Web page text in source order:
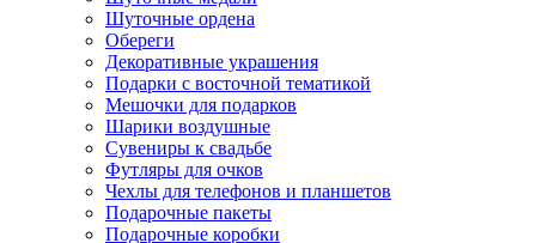
Шуточные ордена
Обереги
Декоративные украшения
Подарки с восточной тематикой
Мешочки для подарков
Шарики воздушные
Сувениры к свадьбе
Футляры для очков
Чехлы для телефонов и планшетов
Подарочные пакеты
Подарочные коробки